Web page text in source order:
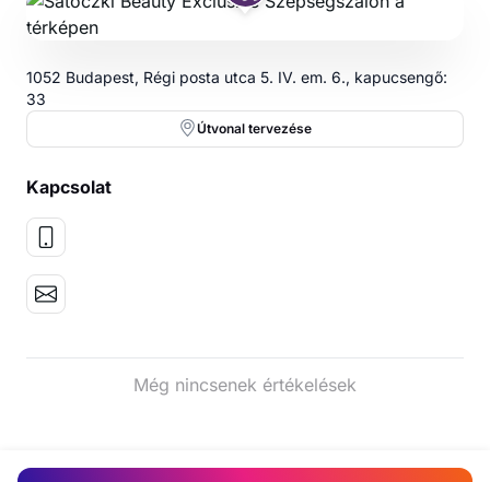
1052 Budapest, Régi posta utca 5. IV. em. 6., kapucsengő:
33
Útvonal tervezése
Kapcsolat
Még nincsenek értékelések